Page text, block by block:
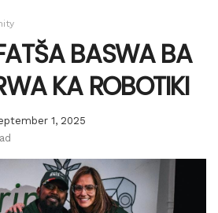
BASWA BA
KA ROBOTIKI
1, 2025